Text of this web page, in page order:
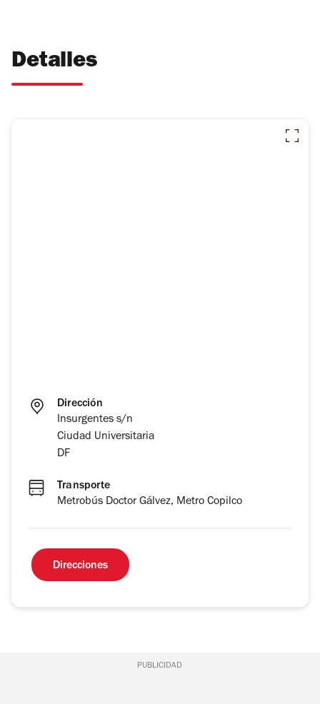
Detalles
Dirección
Insurgentes s/n
Ciudad Universitaria
DF
Transporte
Metrobús Doctor Gálvez, Metro Copilco
Direcciones
PUBLICIDAD